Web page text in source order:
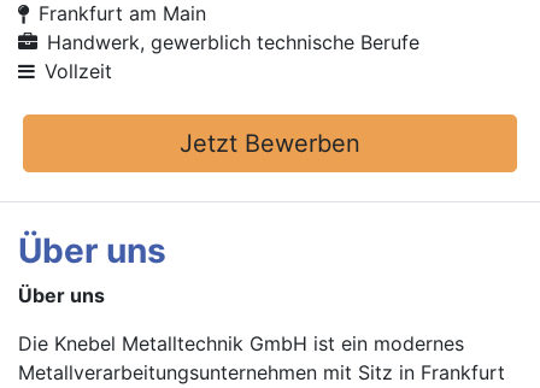
Frankfurt am Main
Handwerk, gewerblich technische Berufe
Vollzeit
Jetzt Bewerben
Über uns
Über uns
Die Knebel Metalltechnik GmbH ist ein modernes
Metallverarbeitungsunternehmen mit Sitz in Frankfurt